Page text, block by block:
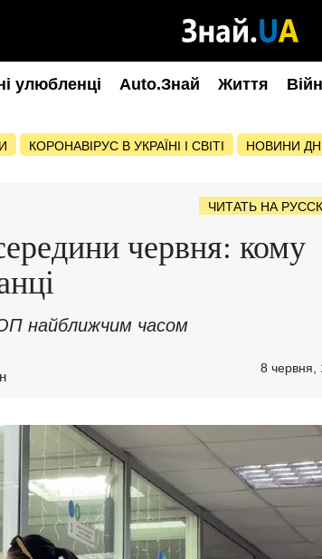
улюбленці Auto.Знай Життя
КОРОНАВІРУС В УКРАЇНІ І СВІТІ НОВИНИ
ЧИТАТЬ НА
червня: кому
найближчим часом
8 червня,